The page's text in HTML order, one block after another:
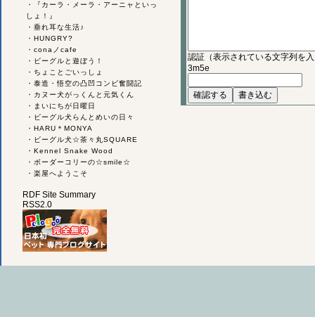
・
『カーラ・メーラ・アーニャといっ
しょ！』
・ 垂れ耳な生活♪
・ HUNGRY?
・ conaノcafe
・
ビーグルと遊ぼう！
・ ちょことごいっしょ
・ 泰造・悟空の凸凹コンビ奮闘記
・ カヌー犬がっくんと元気くん
・
まいにちが日曜日
・
ビーグル犬らんとめいの日々
・ HARU＊MONYA
・
ビーグル犬☆茶々丸SQUARE
・ Kennel Snake Wood
・ ボーダーコリーの☆smile☆
・ 楽屋へようこそ
RDF Site Summary
RSS2.0
認証（表示されている文字列を
3m5e